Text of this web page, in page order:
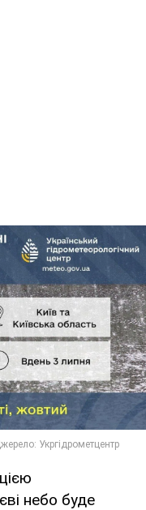
небо буде